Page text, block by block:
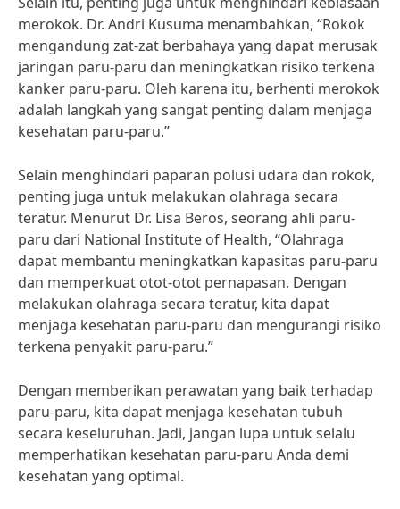
merokok. Dr. Andri Kusuma menambahkan, “Rokok
mengandung zat-zat berbahaya yang dapat merusak
jaringan paru-paru dan meningkatkan risiko terkena
kanker paru-paru. Oleh karena itu, berhenti merokok
adalah langkah yang sangat penting dalam menjaga
kesehatan paru-paru.”
Selain menghindari paparan polusi udara dan rokok,
penting juga untuk melakukan olahraga secara
teratur. Menurut Dr. Lisa Beros, seorang ahli paru-
paru dari National Institute of Health, “Olahraga
dapat membantu meningkatkan kapasitas paru-paru
dan memperkuat otot-otot pernapasan. Dengan
melakukan olahraga secara teratur, kita dapat
menjaga kesehatan paru-paru dan mengurangi risiko
terkena penyakit paru-paru.”
Dengan memberikan perawatan yang baik terhadap
paru-paru, kita dapat menjaga kesehatan tubuh
secara keseluruhan. Jadi, jangan lupa untuk selalu
memperhatikan kesehatan paru-paru Anda demi
kesehatan yang optimal.